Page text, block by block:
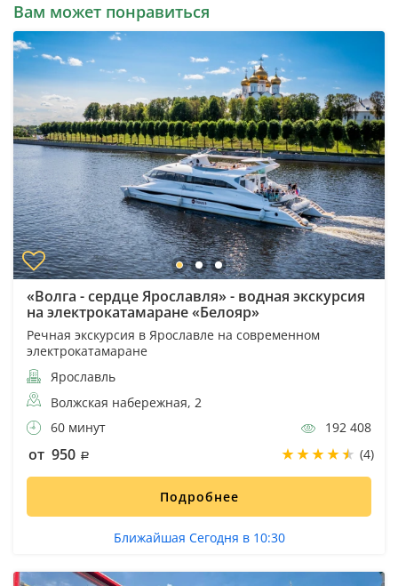
Вам может понравиться
«Волга - сердце Ярославля» - водная экскурсия
на электрокатамаране «Белояр»
Речная экскурсия в Ярославле на современном
электрокатамаране
Ярославль
Волжская набережная, 2
60 минут
192 408
от 950 (4)
Подробнее
Ближайшая Сегодня в 10:30